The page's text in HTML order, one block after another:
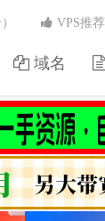
域名
VPS推荐